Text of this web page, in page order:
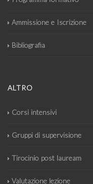
Ammissione e Iscrizione
Bibliografia
ALTRO
Corsi intensivi
Gruppi di supervisione
Tirocinio post lauream
Valutazione lezione